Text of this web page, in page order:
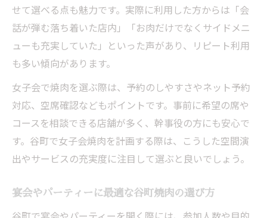
せて選べる点も魅力です。実際に利用した方からは「会
話が弾む落ち着いた店内」「お肉だけでなくサイドメニ
ューも充実していた」といった声があり、リピート利用
も多い傾向があります。
女子会で焼肉を選ぶ際は、予約のしやすさやネット予約
対応、空席確認などもポイントです。事前に希望の席や
コースを相談できる店舗が多く、幹事役の方にも安心で
す。谷町で女子会焼肉を計画する際は、こうした空間演
出やサービスの充実度に注目して選ぶと良いでしょう。
宴会やパーティーに最適な谷町焼肉の選び方